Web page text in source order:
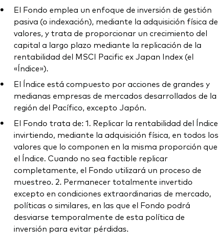
El Fondo emplea un enfoque de inversión de gestión
pasiva (o indexación), mediante la adquisición física de
valores, y trata de proporcionar un crecimiento del
capital a largo plazo mediante la replicación de la
rentabilidad del MSCI Pacific ex Japan Index (el
«Índice»).
El Índice está compuesto por acciones de grandes y
medianas empresas de mercados desarrollados de la
región del Pacífico, excepto Japón.
El Fondo trata de: 1. Replicar la rentabilidad del Índice
invirtiendo, mediante la adquisición física, en todos los
valores que lo componen en la misma proporción que
el Índice. Cuando no sea factible replicar
completamente, el Fondo utilizará un proceso de
muestreo. 2. Permanecer totalmente invertido
excepto en condiciones extraordinarias de mercado,
políticas o similares, en las que el Fondo podrá
desviarse temporalmente de esta política de
inversión para evitar pérdidas.